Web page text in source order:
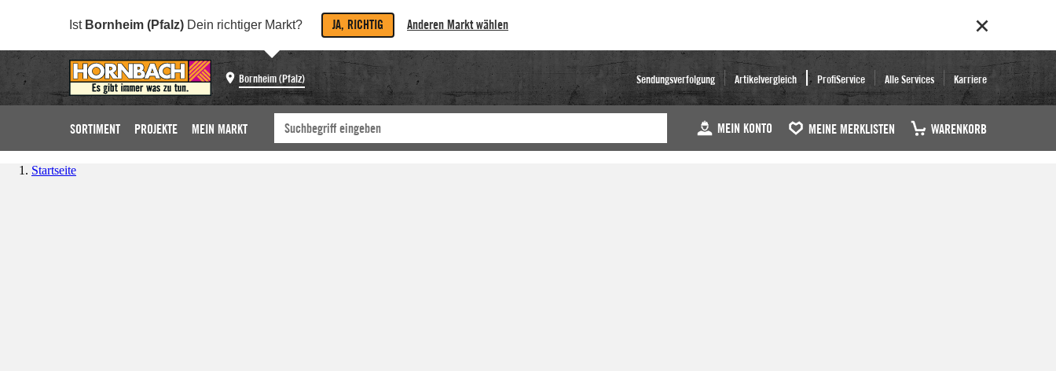
Ist Bornheim (Pfalz) Dein richtiger Markt? JA, RICHTIG Anderen Markt wählen
Bornheim (Pfalz) Sendungsverfolgung Artikelvergleich ProfiService Alle Services Karriere
SORTIMENT PROJEKTE MEIN MARKT MEIN KONTO MEINE MERKLISTEN WARENKORB
Startseite